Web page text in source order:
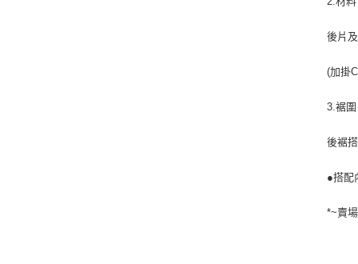
後片
(加掛
3.裾圍
後裾
●搭配
*~賣